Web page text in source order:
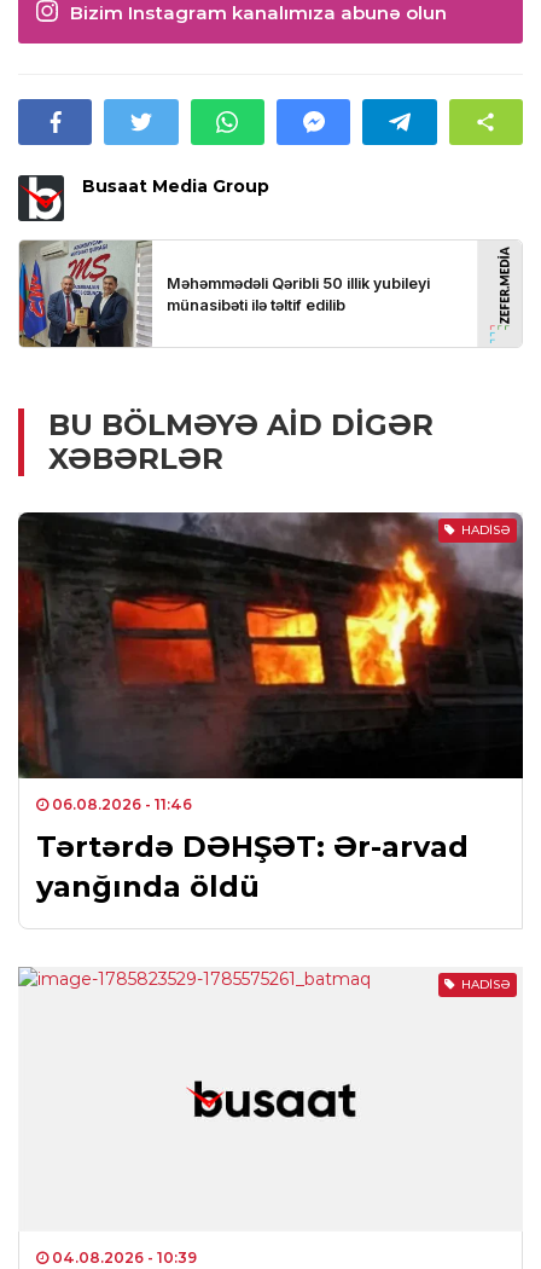
Bizim Instagram kanalımıza abunə olun
Busaat Media Group
BU BÖLMƏYƏ AID DIGƏR
XƏBƏRLƏR
HADISƏ
06.08.2026 - 11:46
Tərtərdə DƏHŞƏT: Ər-arvad
yanğında öldü
HADISƏ
04.08.2026 - 10:39